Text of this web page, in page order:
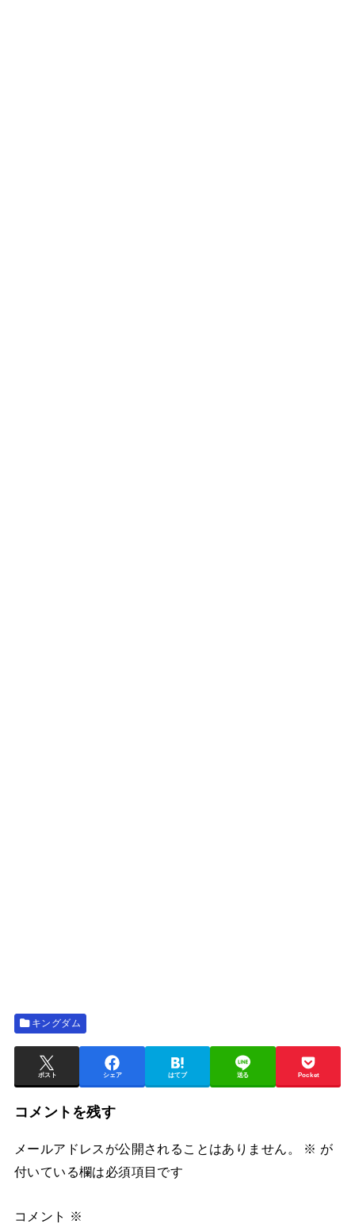
キングダム
ポスト シェア はてブ 送る Pocket
コメントを残す
メールアドレスが公開されることはありません。 ※ が
付いている欄は必須項目です
コメント ※